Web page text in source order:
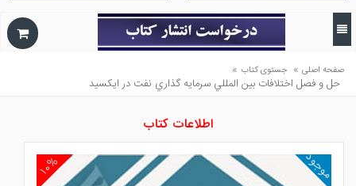
صفحه اصلی » جستوی کتاب »
حل و فصل اختلافات بين المللي سرمايه گذاري نفت در ايكسيد
اطلاعات کتاب
۱۰% موجود